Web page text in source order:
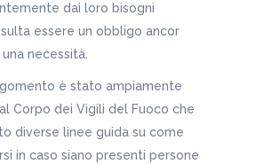
dai loro bisogni
essere un obbligo ancor
necessità.
è stato ampiamente
Corpo dei Vigili del Fuoco che
diverse linee guida su come
in caso siano presenti persone